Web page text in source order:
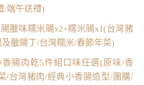
/端午送禮)
腸臘味糯米腸x2+糯米腸x1(台灣豬
臘腸丁/台灣糯米/春節年菜)
香腸肉乾5件組口味任選(原味/香
/台灣豬肉/經典小香腸造型/團購/